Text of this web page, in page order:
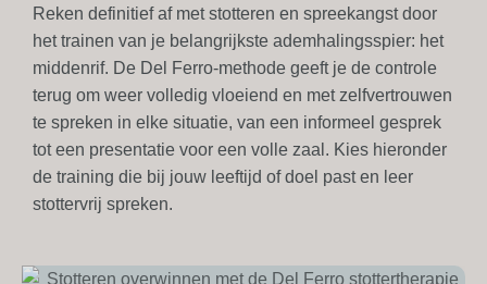
Reken definitief af met stotteren en spreekangst door
het trainen van je belangrijkste ademhalingsspier: het
middenrif. De Del Ferro-methode geeft je de controle
terug om weer volledig vloeiend en met zelfvertrouwen
te spreken in elke situatie, van een informeel gesprek
tot een presentatie voor een volle zaal. Kies hieronder
de training die bij jouw leeftijd of doel past en leer
stottervrij spreken.